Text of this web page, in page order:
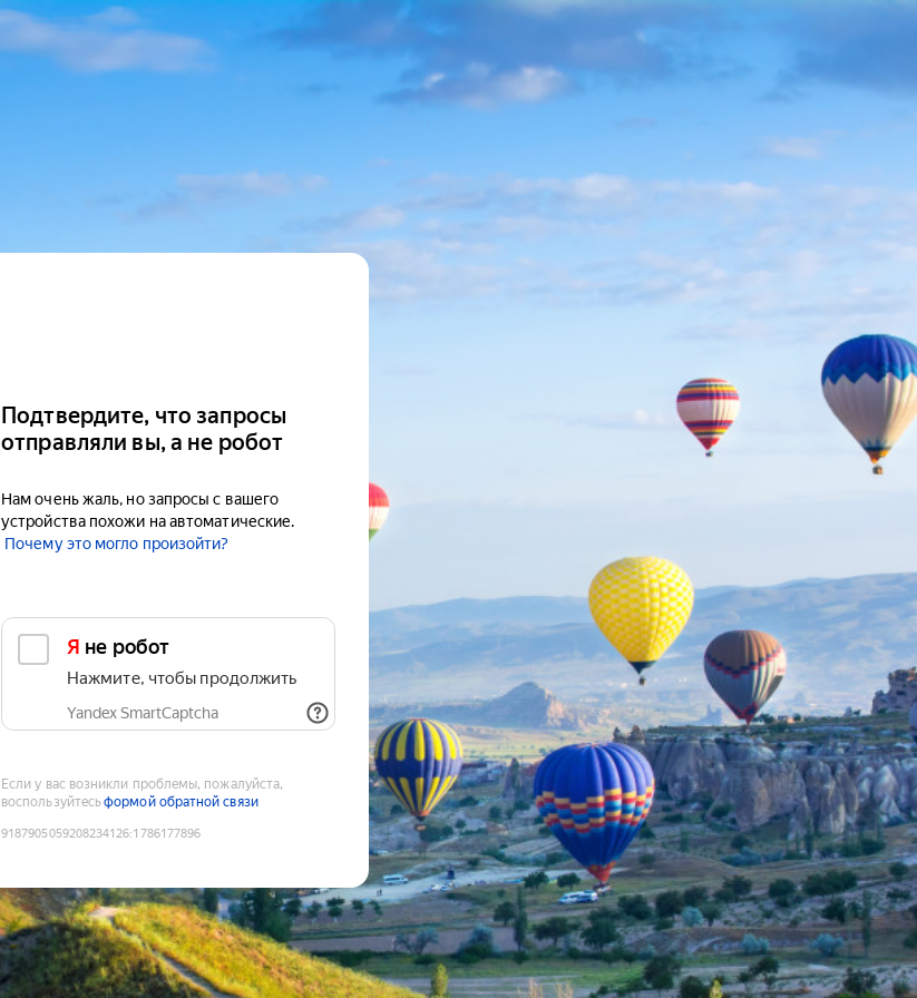
Подтвердите, что запросы
отправляли вы, а не робот
Нам очень жаль, но запросы с вашего
устройства похожи на автоматические.
Почему это могло произойти?
Я не робот
Нажмите, чтобы продолжить
Yandex SmartCaptcha
Если у вас возникли проблемы, пожалуйста,
воспользуйтесьформой обратной связи
9187905059208234126:1786177896